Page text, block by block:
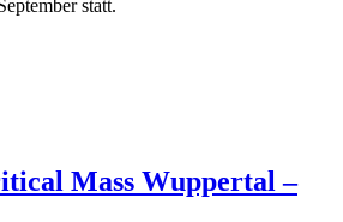
statt.
Mass Wuppertal –